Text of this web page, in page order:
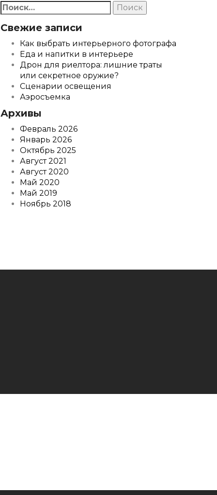
Найти:
Свежие записи
Как выбрать интерьерного фотографа
Еда и напитки в интерьере
Дрон для риелтора: лишние траты
или секретное оружие?
Сценарии освещения
Аэросъемка
Архивы
Февраль 2026
Январь 2026
Октябрь 2025
Август 2021
Август 2020
Май 2020
Май 2019
Ноябрь 2018